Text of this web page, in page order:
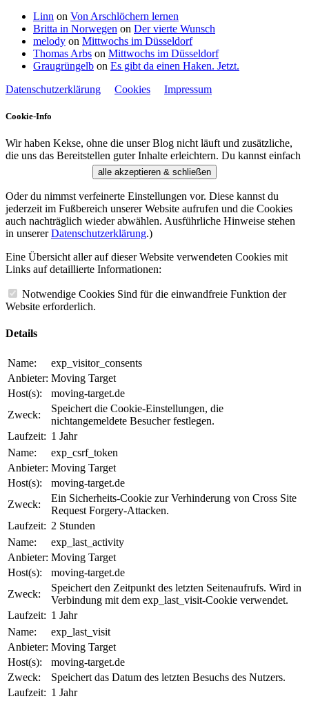
Linn on Von Arschlöchern lernen
Britta in Norwegen on Der vierte Wunsch
melody on Mittwochs im Düsseldorf
Thomas Arbs on Mittwochs im Düsseldorf
Graugrüngelb on Es gibt da einen Haken. Jetzt.
Datenschutzerklärung
Cookies Impressum
Cookie-Info
Wir haben Kekse, ohne die unser Blog nicht läuft und zusätzliche,
die uns das Bereitstellen guter Inhalte erleichtern. Du kannst einfach
alle akzeptieren & schließen
Oder du nimmst verfeinerte Einstellungen vor. Diese kannst du
jederzeit im Fußbereich unserer Website aufrufen und die Cookies
auch nachträglich wieder abwählen. Ausführliche Hinweise stehen
in unsererDatenschutzerklärung.)
Eine Übersicht aller auf dieser Website verwendeten Cookies mit
Links auf detaillierte Informationen:
Notwendige Cookies Sind für die einwandfreie Funktion der
Website erforderlich.
Details
Name:
exp_visitor_consents
Anbieter: Moving Target
Host(s):
moving-target.de
Zweck:
Speichert die Cookie-Einstellungen, die
nichtangemeldete Besucher festlegen.
Laufzeit: 1 Jahr
Name:
exp_csrf_token
Anbieter: Moving Target
Host(s):
moving-target.de
Zweck:
Ein Sicherheits-Cookie zur Verhinderung von Cross Site
Request Forgery-Attacken.
Laufzeit: 2 Stunden
Name:
exp_last_activity
Anbieter: Moving Target
Host(s):
moving-target.de
Zweck:
Speichert den Zeitpunkt des letzten Seitenaufrufs. Wird in
Verbindung mit dem exp_last_visit-Cookie verwendet.
Laufzeit: 1 Jahr
Name:
exp_last_visit
Anbieter: Moving Target
Host(s):
moving-target.de
Zweck:
Speichert das Datum des letzten Besuchs des Nutzers.
Laufzeit: 1 Jahr